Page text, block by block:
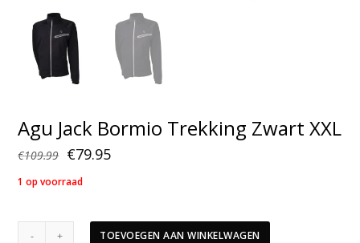
Agu Jack Bormio Trekking Zwart XXL
€109.99 Oorspronkelijke
prijs
€109.99.
€79.95Huidige
€79.95.
1 op voorraad
TOEVOEGEN AAN WINKELWAGEN